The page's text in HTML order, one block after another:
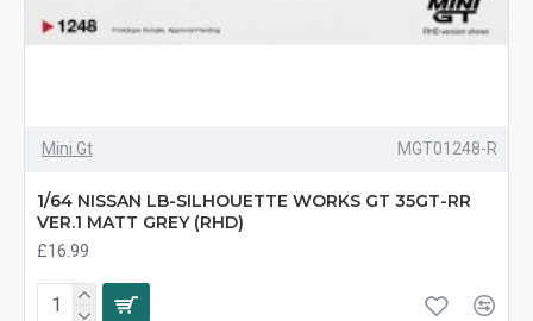
Mini Gt MGT01248-R
1/64 NISSAN LB-SILHOUETTE WORKS GT 35GT-RR
VER.1 MATT GREY (RHD)
£16.99